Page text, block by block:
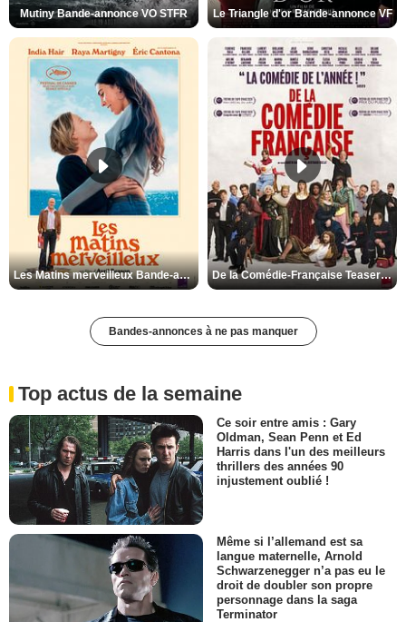
Mutiny Bande-annonce VO STFR Le Triangle d'or Bande-annonce VF
Les Matins merveilleux Bande-annonce VF De la Comédie-Française Teaser VF
Bandes-annonces à ne pas manquer
Top actus de la semaine
Ce soir entre amis : Gary
Oldman, Sean Penn et Ed
Harris dans l'un des meilleurs
thrillers des années 90
injustement oublié !
Même si l’allemand est sa
langue maternelle, Arnold
Schwarzenegger n’a pas eu le
droit de doubler son propre
personnage dans la saga
Terminator